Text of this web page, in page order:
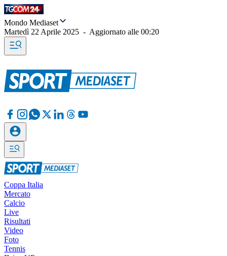
Mondo Mediaset
Martedì 22 Aprile 2025 - Aggiornato alle 00:20
Coppa Italia
Mercato
Calcio
Live
Risultati
Video
Foto
Tennis